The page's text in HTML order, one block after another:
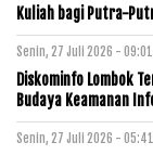
Kuliah bagi Putra-
Senin, 27 Juli 2026 - 09:01
Diskominfo Lombok
Budaya Keamanan
Senin, 27 Juli 2026 - 05:41